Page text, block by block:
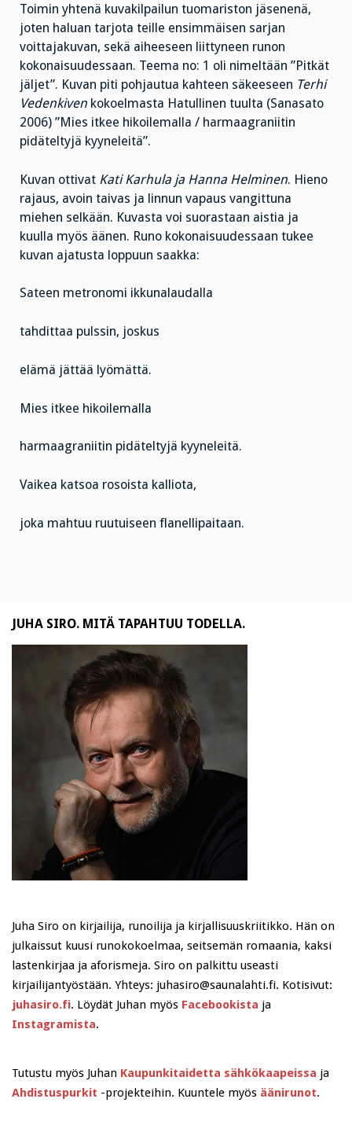
Toimin yhtenä kuvakilpailun tuomariston jäsenenä,
joten haluan tarjota teille ensimmäisen sarjan
voittajakuvan, sekä aiheeseen liittyneen runon
kokonaisuudessaan. Teema no: 1 oli nimeltään ”Pitkät
jäljet”. Kuvan piti pohjautua kahteen säkeeseen Terhi
Vedenkiven kokoelmasta Hatullinen tuulta (Sanasato
2006) ”Mies itkee hikoilemalla / harmaagraniitin
pidäteltyjä kyyneleitä”.
Kuvan ottivat Kati Karhula ja Hanna Helminen. Hieno
rajaus, avoin taivas ja linnun vapaus vangittuna
miehen selkään. Kuvasta voi suorastaan aistia ja
kuulla myös äänen. Runo kokonaisuudessaan tukee
kuvan ajatusta loppuun saakka:
Sateen metronomi ikkunalaudalla
tahdittaa pulssin, joskus
elämä jättää lyömättä.
Mies itkee hikoilemalla
harmaagraniitin pidäteltyjä kyyneleitä.
Vaikea katsoa rosoista kalliota,
joka mahtuu ruutuiseen flanellipaitaan.
JUHA SIRO. MITÄ TAPAHTUU TODELLA.
Juha Siro on kirjailija, runoilija ja kirjallisuuskriitikko. Hän on
julkaissut kuusi runokokoelmaa, seitsemän romaania, kaksi
lastenkirjaa ja aforismeja. Siro on palkittu useasti
kirjailijantyöstään. Yhteys: juhasiro@saunalahti.fi. Kotisivut:
juhasiro.fi. Löydät Juhan myös Facebookista ja
Instagramista.
Tutustu myös Juhan Kaupunkitaidetta sähkökaapeissa ja
Ahdistuspurkit -projekteihin. Kuuntele myös äänirunot.